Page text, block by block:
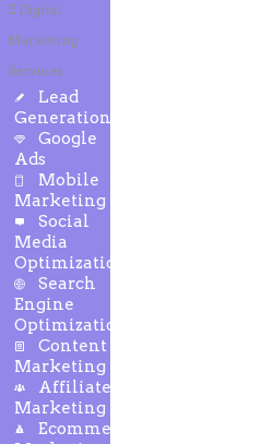
Z Digital
Marketing
Services
Lead
Generation
Google
Ads
Mobile
Marketing
Social
Media
Optimization
Search
Engine
Optimization
Content
Marketing
Affiliate
Marketing
Ecommerce